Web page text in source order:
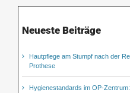
Neueste Beiträge
Hautpflege am Stumpf nach der
Prothese
Hygienestandards im OP-